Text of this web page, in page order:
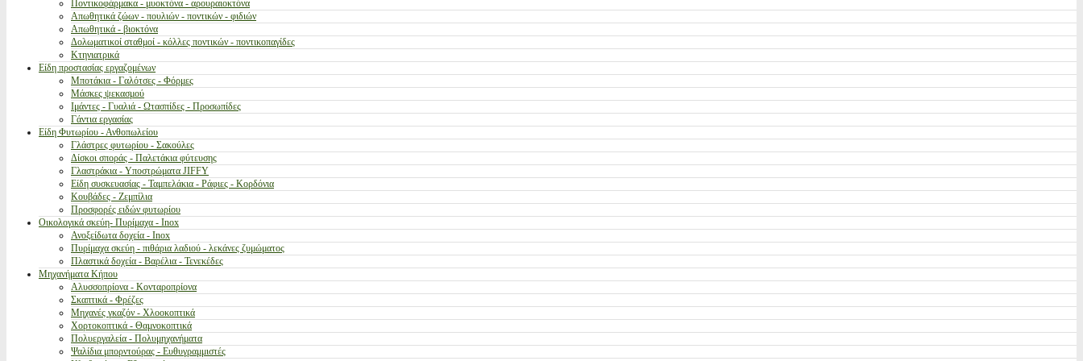
Ποντικοφάρμακα - μυοκτόνα - αρουραιοκτόνα
Απωθητικά ζώων - πουλιών - ποντικών - φιδιών
Απωθητικά - βιοκτόνα
Δολωματικοί σταθμοί - κόλλες ποντικών - ποντικοπαγίδες
Κτηνιατρικά
Είδη προστασίας εργαζομένων
Μποτάκια - Γαλότσες - Φόρμες
Μάσκες ψεκασμού
Ιμάντες - Γυαλιά - Ωτασπίδες - Προσωπίδες
Γάντια εργασίας
Είδη Φυτωρίου - Ανθοπωλείου
Γλάστρες φυτωρίου - Σακούλες
Δίσκοι σποράς - Παλετάκια φύτευσης
Γλαστράκια - Υποστρώματα JIFFY
Είδη συσκευασίας - Ταμπελάκια - Ράφιες - Κορδόνια
Κουβάδες - Ζεμπίλια
Προσφορές ειδών φυτωρίου
Οικολογικά σκεύη- Πυρίμαχα - Inox
Ανοξείδωτα δοχεία - Inox
Πυρίμαχα σκεύη - πιθάρια λαδιού - λεκάνες ζυμώματος
Πλαστικά δοχεία - Βαρέλια - Τενεκέδες
Μηχανήματα Κήπου
Αλυσσοπρίονα - Κονταροπρίονα
Σκαπτικά - Φρέζες
Μηχανές γκαζόν - Χλοοκοπτικά
Χορτοκοπτικά - Θαμνοκοπτικά
Πολυεργαλεία - Πολυμηχανήματα
Ψαλίδια μπορντούρας - Ευθυγραμμιστές